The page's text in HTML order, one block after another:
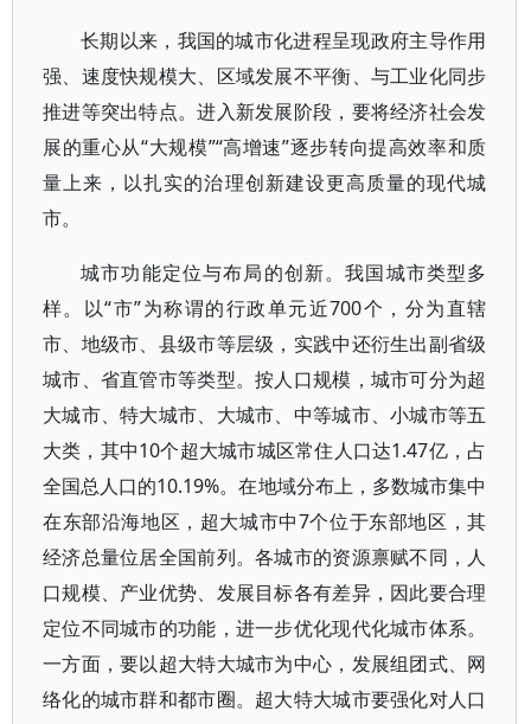
长期以来，我国的城市化进程呈现政府主导作用
强、速度快规模大、区域发展不平衡、与工业化同步
推进等突出特点。进入新发展阶段，要将经济社会发
展的重心从“大规模”“高增速”逐步转向提高效率和质
量上来，以扎实的治理创新建设更高质量的现代城
市。
城市功能定位与布局的创新。我国城市类型多
样。以“市”为称谓的行政单元近700个，分为直辖
市、地级市、县级市等层级，实践中还衍生出副省级
城市、省直管市等类型。按人口规模，城市可分为超
大城市、特大城市、大城市、中等城市、小城市等五
大类，其中10个超大城市城区常住人口达1.47亿，占
全国总人口的10.19%。在地域分布上，多数城市集中
在东部沿海地区，超大城市中7个位于东部地区，其
经济总量位居全国前列。各城市的资源禀赋不同，人
口规模、产业优势、发展目标各有差异，因此要合理
定位不同城市的功能，进一步优化现代化城市体系。
一方面，要以超大特大城市为中心，发展组团式、网
络化的城市群和都市圈。超大特大城市要强化对人口